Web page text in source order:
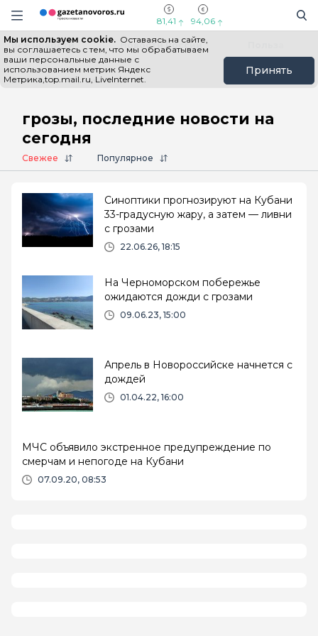
Информационный портал "ГазетаНоворос.ру"
Навигация сайта
81,41 94,06
Мы используем cookie. Оставаясь на сайте,
вы соглашаетесь с тем, что мы обрабатываем
ваши персональные данные с
использованием метрик Яндекс
Метрика,top.mail.ru, LiveInternet.
Принять
Все новости Новости России
Главная # грозы
грозы, последние новости на
сегодня
Свежее Популярное
Синоптики прогнозируют на Кубани
33-градусную жару, а затем — ливни
с грозами
22.06.26, 18:15
На Черноморском побережье
ожидаются дожди с грозами
09.06.23, 15:00
Апрель в Новороссийске начнется с
дождей
01.04.22, 16:00
МЧС объявило экстренное предупреждение по
смерчам и непогоде на Кубани
07.09.20, 08:53